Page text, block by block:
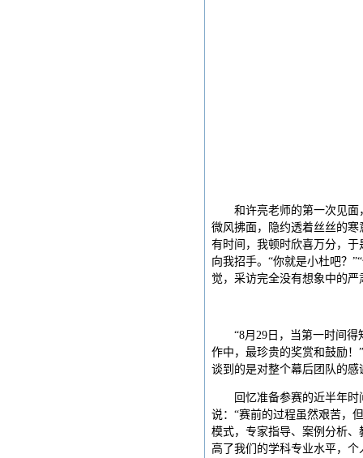
和许亮老师的第一次见
微风拂面，隐约透着丝丝的
有时间，我顿时欣喜万分，
向我招手。“你就是小杜吧？
觉，采访完全没有想象中的
“8月29日，当第一时间
作中，最珍贵的奖赏和鼓励
谈到的是对整个幕后团队的感
回忆准备参赛的近半年
说：“赛前的过程虽然艰苦，
模式，专家指导、案例分析
高了我们的学科专业水平，